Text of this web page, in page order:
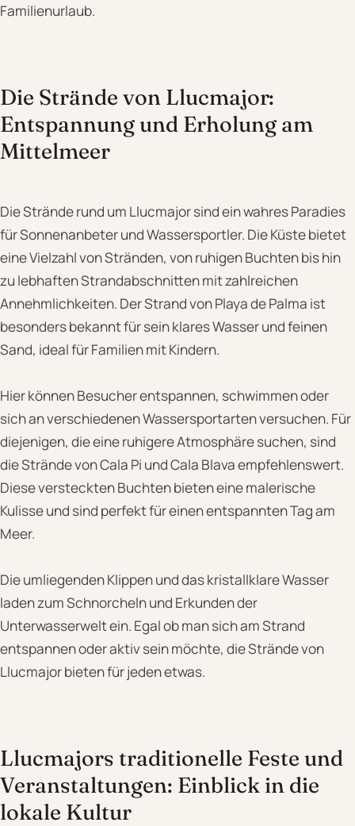
Familienurlaub.
Die Strände von Llucmajor:
Entspannung und Erholung am
Mittelmeer
Die Strände rund um Llucmajor sind ein wahres Paradies
für Sonnenanbeter und Wassersportler. Die Küste bietet
eine Vielzahl von Stränden, von ruhigen Buchten bis hin
zu lebhaften Strandabschnitten mit zahlreichen
Annehmlichkeiten. Der Strand von Playa de Palma ist
besonders bekannt für sein klares Wasser und feinen
Sand, ideal für Familien mit Kindern.
Hier können Besucher entspannen, schwimmen oder
sich an verschiedenen Wassersportarten versuchen. Für
diejenigen, die eine ruhigere Atmosphäre suchen, sind
die Strände von Cala Pi und Cala Blava empfehlenswert.
Diese versteckten Buchten bieten eine malerische
Kulisse und sind perfekt für einen entspannten Tag am
Meer.
Die umliegenden Klippen und das kristallklare Wasser
laden zum Schnorcheln und Erkunden der
Unterwasserwelt ein. Egal ob man sich am Strand
entspannen oder aktiv sein möchte, die Strände von
Llucmajor bieten für jeden etwas.
Llucmajors traditionelle Feste und
Veranstaltungen: Einblick in die
lokale Kultur